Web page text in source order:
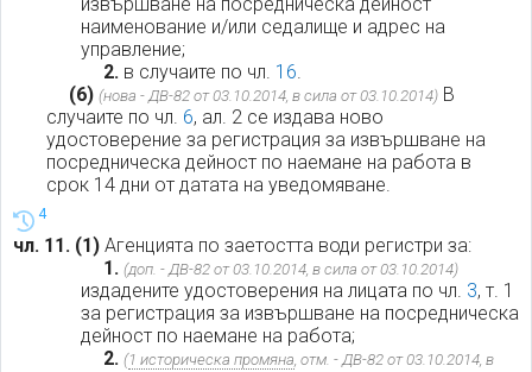
наименование и/или седалище и адрес на
управление;
2.в случаите по чл. 16.
(6) (нова - ДВ-82 от 03.10.2014, в сила от 03.10.2014) В
случаите по чл. 6, ал. 2 се издава ново
удостоверение за регистрация за извършване на
посредническа дейност по наемане на работа в
срок 14 дни от датата на уведомяване.
4
чл. 11. (1) Агенцията по заетостта води регистри за:
1. (доп. - ДВ-82 от 03.10.2014, в сила от 03.10.2014)
издадените удостоверения на лицата по чл. 3, т. 1
за регистрация за извършване на посредническа
дейност по наемане на работа;
2. (1 историческа промяна, отм. - ДВ-82 от 03.10.2014, в